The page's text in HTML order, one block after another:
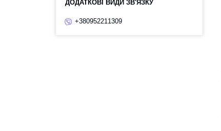
+380952211309